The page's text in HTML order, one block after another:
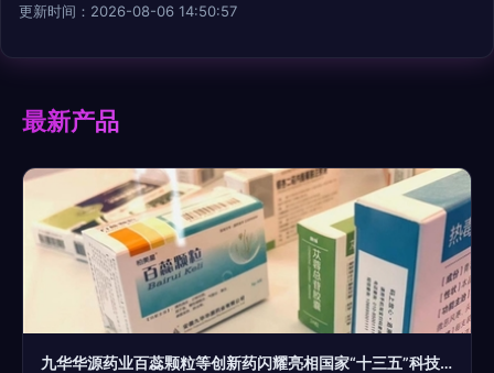
更新时间：2026-08-06 14:50:57
最新产品
九华华源药业百蕊颗粒等创新药闪耀亮相国家“十三五”科技创新成就展，彰显医药科技硬实力